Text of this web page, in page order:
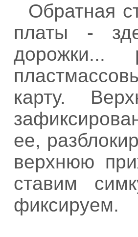
Обратная
платы -
дорожки...
карту.
ее,
верхнюю
ставим
фиксируем.